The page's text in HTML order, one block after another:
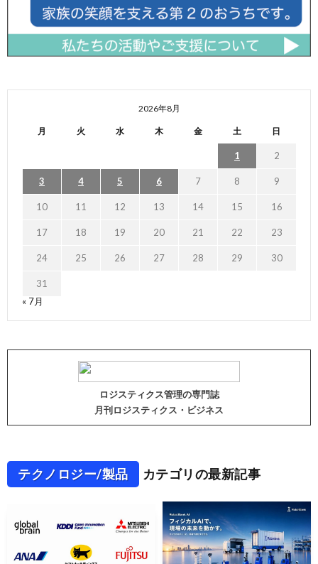
2026年8月
月 火 水 木 金 土 日
1 2
3 4 5 6 7 8 9
10 11 12 13 14 15 16
17 18 19 20 21 22 23
24 25 26 27 28 29 30
31
« 7月
ロジスティクス管理の専門誌
月刊ロジスティクス・ビジネス
テクノロジー/製品 カテゴリの最新記事